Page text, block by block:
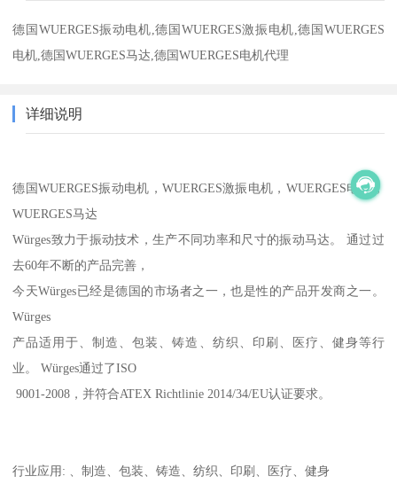
德国WUERGES振动电机,德国WUERGES激振电机,德国WUERGES
电机,德国WUERGES马达,德国WUERGES电机代理
详细说明
德国WUERGES振动电机，WUERGES激振电机，WUERGES电机，
WUERGES马达
Würges致力于振动技术，生产不同功率和尺寸的振动马达。 通过过
去60年不断的产品完善，
今天Würges已经是德国的市场者之一，也是性的产品开发商之一。
Würges
产品适用于、制造、包装、铸造、纺织、印刷、医疗、健身等行
业。 Würges通过了ISO
9001-2008，并符合ATEX Richtlinie 2014/34/EU认证要求。
行业应用: 、制造、包装、铸造、纺织、印刷、医疗、健身